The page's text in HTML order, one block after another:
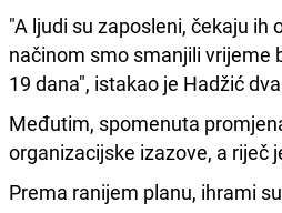
"A ljudi su zaposleni, čekaju ih
načinom smo smanjili vrijeme
19 dana", istakao je Hadžić
Međutim, spomenuta
organizacijske izazove, a riječ
Prema ranijem planu, ihrami